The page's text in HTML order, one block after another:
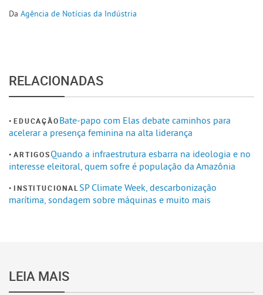
Da Agência de Notícias da Indústria
RELACIONADAS
EDUCAÇÃOBate-papo com Elas debate caminhos para
acelerar a presença feminina na alta liderança
ARTIGOSQuando a infraestrutura esbarra na ideologia e no
interesse eleitoral, quem sofre é população da Amazônia
INSTITUCIONAL SP Climate Week, descarbonização
marítima, sondagem sobre máquinas e muito mais
LEIA MAIS